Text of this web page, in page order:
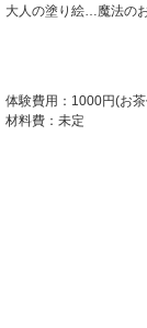
大人の塗り絵…魔法の
体験費用：1000円(お茶
材料費：未定